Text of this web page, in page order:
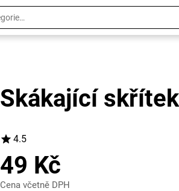
Skákající
4.5
49 Kč
Cena včetně DPH